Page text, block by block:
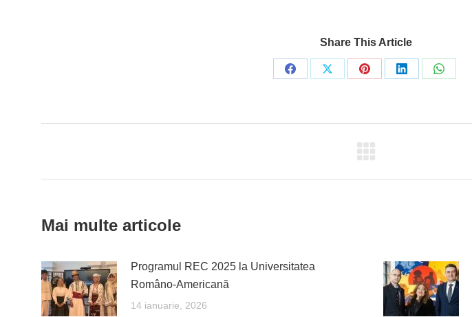
Share This Article
Share
Share
Share
Share
Share
Mai multe articole
Programul REC 2025 la Universitatea
Româno-Americană
14 ianuarie, 2026